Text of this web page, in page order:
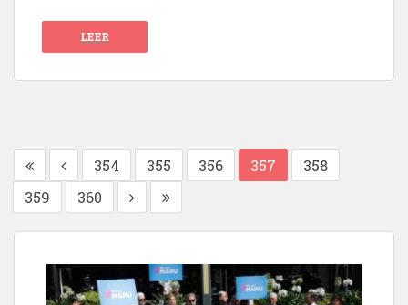
LEER
354 355 356 357
358
359
360